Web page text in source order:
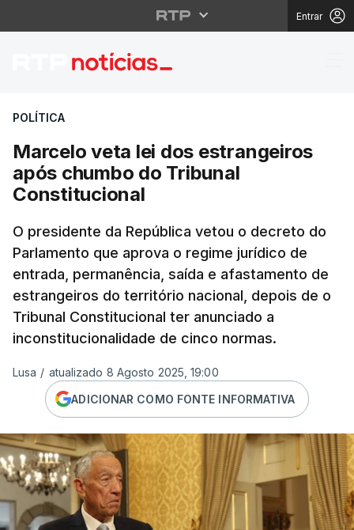
Entrar
Marcelo veta lei dos
POLÍTICA
Marcelo veta lei dos estrangeiros
após chumbo do Tribunal
Constitucional
O presidente da República vetou o decreto do
Parlamento que aprova o regime jurídico de
entrada, permanência, saída e afastamento de
estrangeiros do território nacional, depois de o
Tribunal Constitucional ter anunciado a
inconstitucionalidade de cinco normas.
Lusa / atualizado 8 Agosto 2025, 19:00
ADICIONAR COMO FONTE INFORMATIVA